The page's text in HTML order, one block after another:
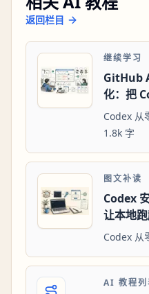
返回栏目
继续学习
GitHub
化：把
Codex 从
1.8k 字
图文补读
Codex
让本地
Codex 从
AI 教程列